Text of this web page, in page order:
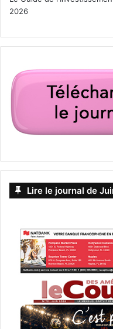
2026
Lire le journal de